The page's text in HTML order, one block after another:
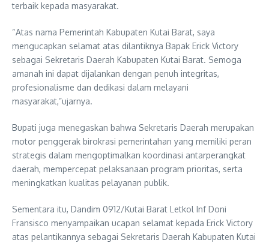
terbaik kepada masyarakat.
“Atas nama Pemerintah Kabupaten Kutai Barat, saya
mengucapkan selamat atas dilantiknya Bapak Erick Victory
sebagai Sekretaris Daerah Kabupaten Kutai Barat. Semoga
amanah ini dapat dijalankan dengan penuh integritas,
profesionalisme dan dedikasi dalam melayani
masyarakat,”ujarnya.
Bupati juga menegaskan bahwa Sekretaris Daerah merupakan
motor penggerak birokrasi pemerintahan yang memiliki peran
strategis dalam mengoptimalkan koordinasi antarperangkat
daerah, mempercepat pelaksanaan program prioritas, serta
meningkatkan kualitas pelayanan publik.
Sementara itu, Dandim 0912/Kutai Barat Letkol Inf Doni
Fransisco menyampaikan ucapan selamat kepada Erick Victory
atas pelantikannya sebagai Sekretaris Daerah Kabupaten Kutai